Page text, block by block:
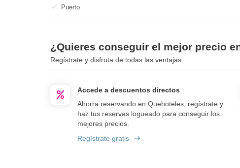
Puerto
¿Quieres conseguir el mejor precio
Regístrate y disfruta de todas las ventajas
Accede a descuentos directos
Ahorra reservando en Quehoteles, regístrate y
haz tus reservas logueado para conseguir los
mejores precios.
Regístrate gratis